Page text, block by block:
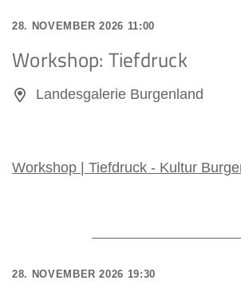
28. NOVEMBER 2026 11:00
Workshop: Tiefdruck
Landesgalerie Burgenland
Workshop | Tiefdruck - Kultur
28. NOVEMBER 2026 19:30